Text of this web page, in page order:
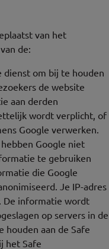
van het
de:
dienst om bij te houden
de website
aan derden
wordt verplicht, of
Google verwerken.
Google niet
te gebruiken
die Google
Je IP-adres
De informatie wordt
op servers in de
houden aan de Safe
het Safe